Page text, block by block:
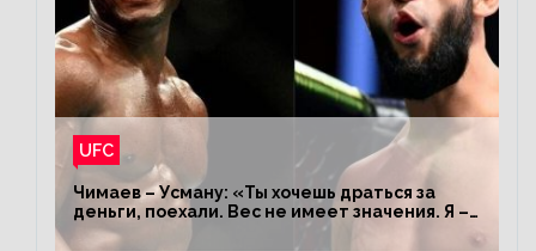
UFC
Чимаев – Усману: «Ты хочешь драться за
деньги, поехали. Вес не имеет значения. Я –
король»